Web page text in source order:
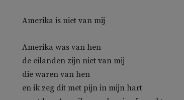
Amerika is niet van mij
Amerika was van hen
de eilanden zijn niet van mij
die waren van hen
en ik zeg dit met pijn in mijn hart